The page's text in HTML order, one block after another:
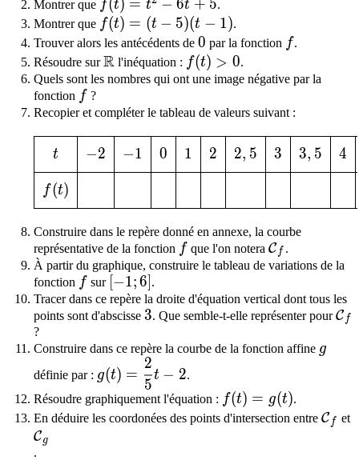
Montrer que f(t)=t^2-6t+5
f(t) = t − 6t + 5.
Montrer que f(t)=(t-5)(t-1)
f(t) = (t − 5)(t − 1).
Trouver alors les antécédents de 0
0 par la fonction ff.
Résoudre sur\mathbb{R}
R l'inéquation : f(t)>0
f(t) > 0.
Quels sont les nombres qui ont une image négative par la
fonction ff ?
Recopier et compléter le tableau de valeurs suivant :
t
t -2
−2 -1
−1 0
0 1
1 2
2 2,5
2, 5 3
3 3,5
3, 5 4
4
f(t)
f(t)
Construire dans le repère donné en annexe, la courbe
représentative de la fonction ff que l'on noteraC f .
À partir du graphique, construire le tableau de variations de la
fonction ff sur [-1;6]
[−1;6].
Tracer dans ce repère la droite d'équation vertical dont tous les
points sont d'abscisse 3
3. Que semble-t-elle représenter pourC f
?
Construire dans ce repère la courbe de la fonction affine g
g
définie par : g(t)=\dfrac{2}{5}t-2
g(t) =
5
2
t − 2.
Résoudre graphiquement l'équation : f(t)=g(t)
f(t) = g(t).
En déduire les coordonées des points d'intersection entre C f et
\mathcal{C}_g
Cg
.